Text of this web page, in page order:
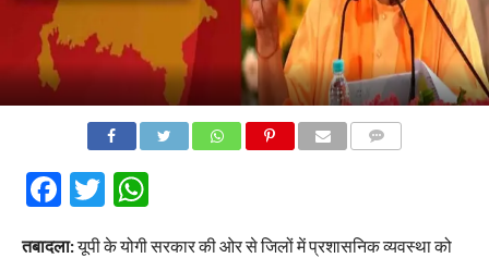
Facebook
Twitter
WhatsApp
तबादला:यूपी के योगी सरकार की ओर से जिलों में प्रशासनिक व्यवस्था को